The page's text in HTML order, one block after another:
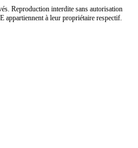
Reproduction interdite sans autorisation
appartiennent à leur propriétaire respectif.